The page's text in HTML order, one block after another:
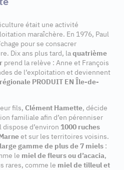
était une activité
maraîchère. En 1976, Paul
pour se consacrer
Dix ans plus tard, laquatrième
prend la relève : Anne et François
de l’exploitation et deviennent
PRODUIT EN Île-de-
fils, Clément Hamette, décide
familiale afin d’en pérenniser
d’environ 1000 ruches
et sur les territoires voisins.
large gamme de plus de 7 miels :
le miel de fleurs ou d’acacia,
rares, comme le miel de tilleul et